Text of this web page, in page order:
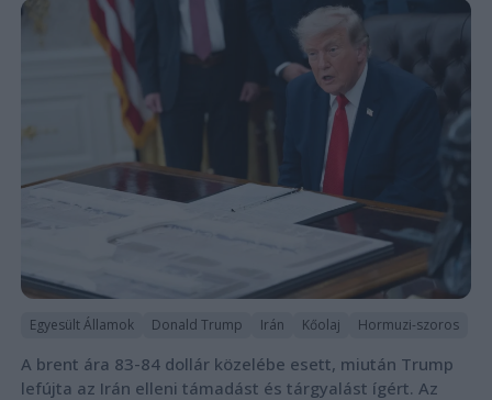
Egyesült Államok Donald Trump Irán Kőolaj Hormuzi-szoros
A brent ára 83-84 dollár közelébe esett, miután Trump
lefújta az Irán elleni támadást és tárgyalást ígért. Az